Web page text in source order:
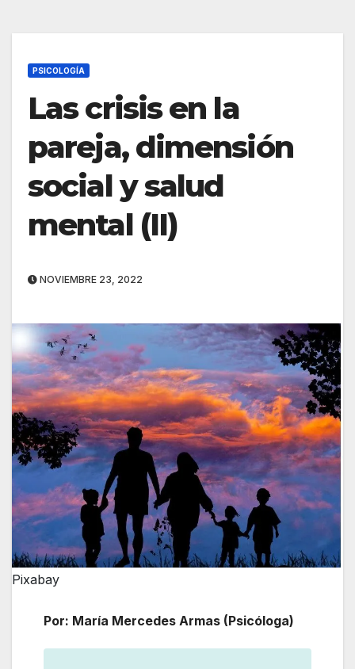
PSICOLOGÍA
Las crisis en la
pareja, dimensión
social y salud
mental (II)
NOVIEMBRE 23, 2022
Pixabay
Por: María Mercedes Armas (Psicóloga)